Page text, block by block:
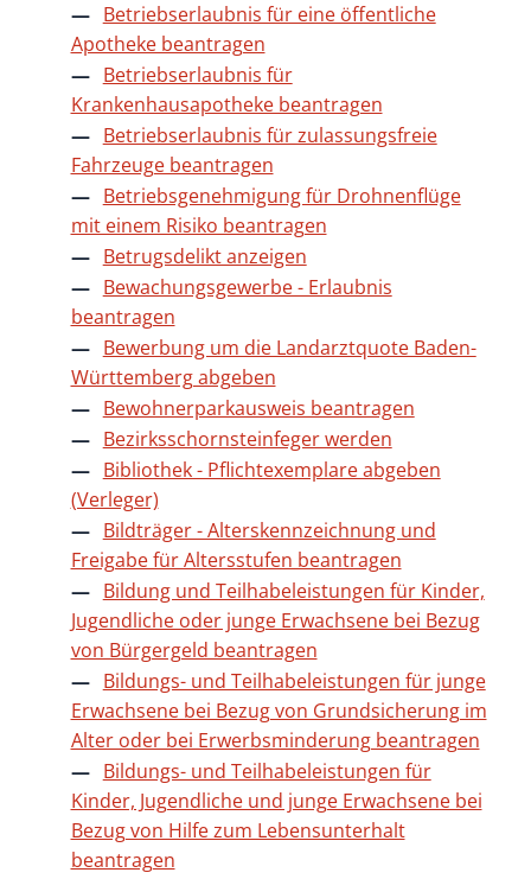
Betriebserlaubnis für eine öffentliche
Apotheke beantragen
Betriebserlaubnis für
Krankenhausapotheke beantragen
Betriebserlaubnis für zulassungsfreie
Fahrzeuge beantragen
Betriebsgenehmigung für Drohnenflüge
mit einem Risiko beantragen
Betrugsdelikt anzeigen
Bewachungsgewerbe - Erlaubnis
beantragen
Bewerbung um die Landarztquote Baden-
Württemberg abgeben
Bewohnerparkausweis beantragen
Bezirksschornsteinfeger werden
Bibliothek - Pflichtexemplare abgeben
(Verleger)
Bildträger - Alterskennzeichnung und
Freigabe für Altersstufen beantragen
Bildung und Teilhabeleistungen für Kinder,
Jugendliche oder junge Erwachsene bei Bezug
von Bürgergeld beantragen
Bildungs- und Teilhabeleistungen für junge
Erwachsene bei Bezug von Grundsicherung im
Alter oder bei Erwerbsminderung beantragen
Bildungs- und Teilhabeleistungen für
Kinder, Jugendliche und junge Erwachsene bei
Bezug von Hilfe zum Lebensunterhalt
beantragen